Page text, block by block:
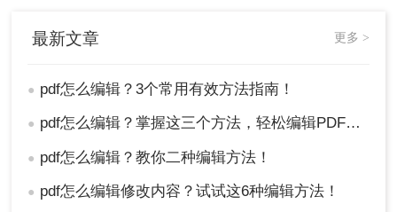
最新文章 更多 >
● pdf怎么编辑？3个常用有效方法指南！
● pdf怎么编辑？掌握这三个方法，轻松编辑PDF文件！
● pdf怎么编辑？教你二种编辑方法！
● pdf怎么编辑修改内容？试试这6种编辑方法！